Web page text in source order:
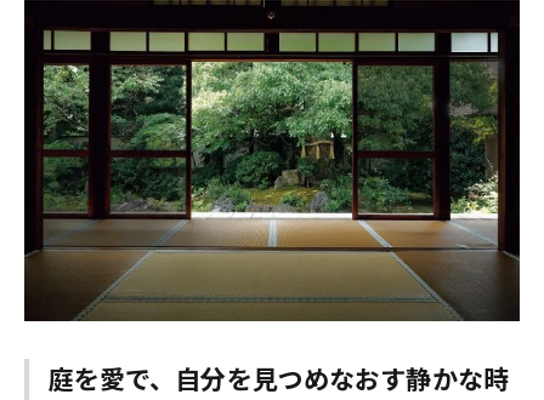
庭を愛で、自分を見つめなおす静かな時